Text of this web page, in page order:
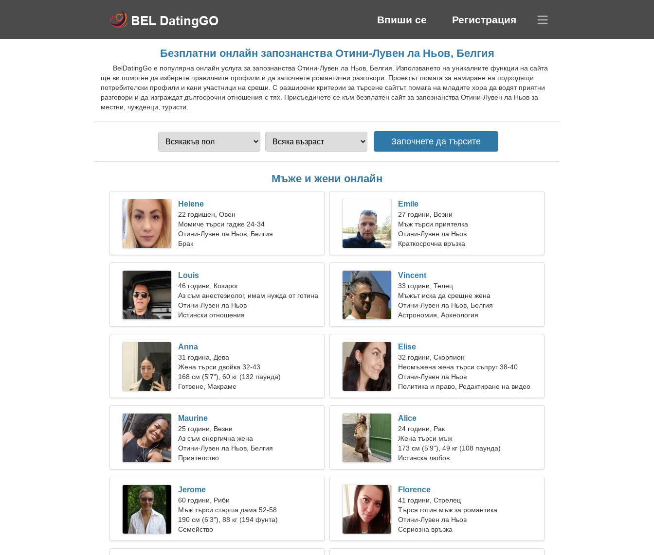
Впиши се Регистрация
Безплатни онлайн запознанства Отини-Лувен ла Ньов, Белгия
BelDatingGo е популярна онлайн услуга за запознанства Отини-Лувен ла Ньов, Белгия. Използването на уникалните функции на сайта
ще ви помогне да изберете правилните профили и да започнете романтични разговори. Проектът помага за намиране на подходящи
потребителски профили и кани участници на срещи. С разширени критерии за търсене сайтът помага на младите хора да водят приятни
разговори и да изграждат дългосрочни отношения с тях. Присъединете се към безплатен сайт за запознанства Отини-Лувен ла Ньов за
местни, чужденци, туристи.
Мъже и жени онлайн
Helene
22 годишен, Овен
Момиче търси гадже 24-34
Отини-Лувен ла Ньов, Белгия
Брак
Emile
27 години, Везни
Мъж търси приятелка
Отини-Лувен ла Ньов
Краткосрочна връзка
Louis
46 години, Козирог
Аз съм анестезиолог, имам нужда от готина
жена
Отини-Лувен ла Ньов
Истински отношения
Vincent
33 години, Телец
Мъжът иска да срещне жена
Отини-Лувен ла Ньов, Белгия
Астрономия, Археология
Anna
31 година, Дева
Жена търси двойка 32-43
168 см (5'7"), 60 кг (132 паунда)
Готвене, Макраме
Elise
32 години, Скорпион
Неомъжена жена търси съпруг 38-40
Отини-Лувен ла Ньов
Политика и право, Редактиране на видео
Maurine
25 години, Везни
Аз съм енергична жена
Отини-Лувен ла Ньов, Белгия
Приятелство
Alice
24 години, Рак
Жена търси мъж
173 см (5'9"), 49 кг (108 паунда)
Истинска любов
Jerome
60 години, Риби
Мъж търси старша дама 52-58
190 см (6'3"), 88 кг (194 фунта)
Семейство
Florence
41 години, Стрелец
Търся готин мъж за романтика
Отини-Лувен ла Ньов
Сериозна връзка